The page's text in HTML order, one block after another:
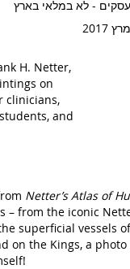
H. Netter,
on
clinicians,
and
Netter’s Atlas of
– from the iconic
superficial vessels
on the Kings, a